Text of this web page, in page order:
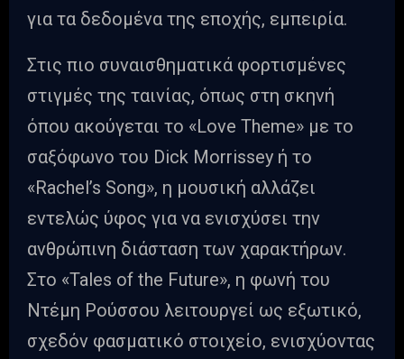
για τα δεδομένα της εποχής, εμπειρία.
Στις πιο συναισθηματικά φορτισμένες
στιγμές της ταινίας, όπως στη σκηνή
όπου ακούγεται το «Love Theme» με το
σαξόφωνο του Dick Morrissey ή το
«Rachel’s Song», η μουσική αλλάζει
εντελώς ύφος για να ενισχύσει την
ανθρώπινη διάσταση των χαρακτήρων.
Στο «Tales of the Future», η φωνή του
Ντέμη Ρούσσου λειτουργεί ως εξωτικό,
σχεδόν φασματικό στοιχείο, ενισχύοντας